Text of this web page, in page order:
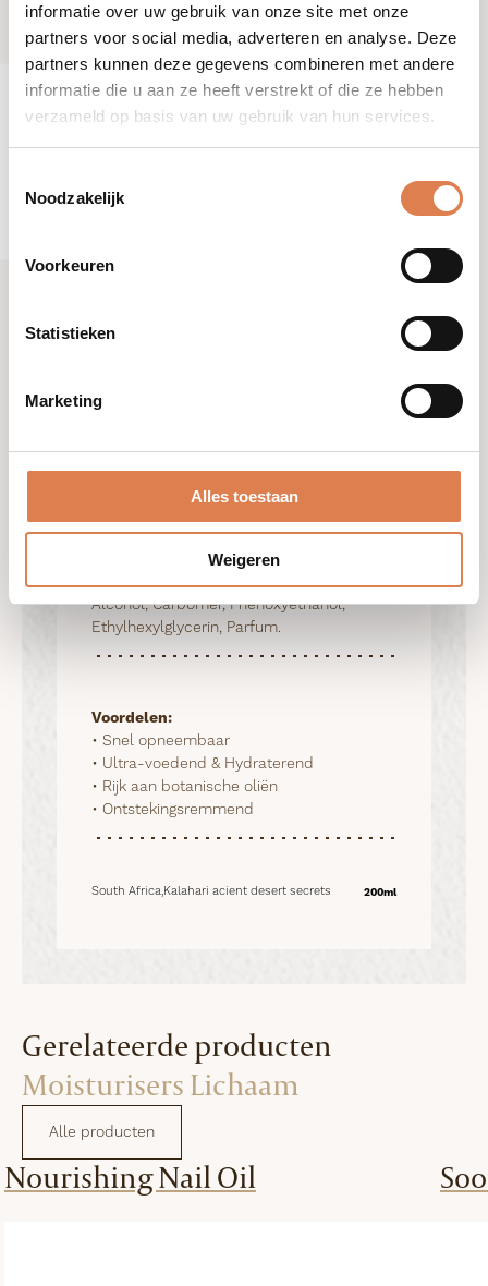
informatie over uw gebruik van onze site met onze
partners voor social media, adverteren en analyse. Deze
partners kunnen deze gegevens combineren met andere
informatie die u aan ze heeft verstrekt of die ze hebben
verzameld op basis van uw gebruik van hun services.
Noodzakelijk
Voorkeuren
Statistieken
Marketing
Alles toestaan
Weigeren
Gerelateerde producten
Moisturisers Lichaam
Alle producten
Nourishing Nail Oil
Baobab Body Balm
[luxury]
Butyrospermum Parkii (Shea Butter),
Caprylic/Capric Triglyceride, Decyl Oleate,
Sorbitan Stearate, Polysorbate-60, Cetyl
Alcohol, Carbomer, Phenoxyethanol,
Ethylhexylglycerin, Parfum.
Voordelen:
• Snel opneembaar
• Ultra-voedend & Hydraterend
• Rijk aan botanische oliën
• Ontstekingsremmend
South Africa,Kalahari acient desert secrets 200ml